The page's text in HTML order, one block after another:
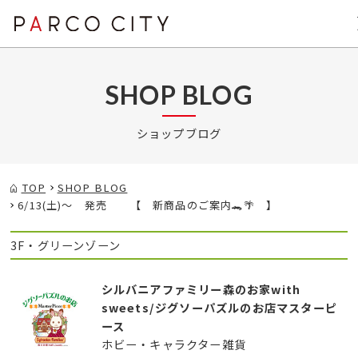
SHOP BLOG
ショップブログ
TOP
SHOP BLOG
6/13(土)～ 発売 【 新商品のご案内🐊🌴 】
3F・グリーンゾーン
シルバニアファミリー森のお家with
sweets/ジグソーパズルのお店マスターピ
ース
ホビー・キャラクター雑貨